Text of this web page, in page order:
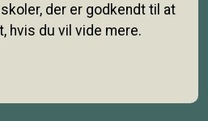
der er godkendt til at
hvis du vil vide mere.